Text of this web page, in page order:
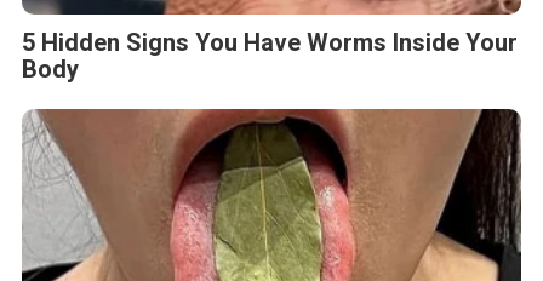
5 Hidden Signs You Have Worms Inside Your
Body